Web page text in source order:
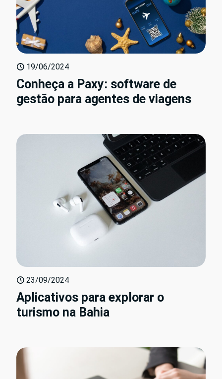
19/06/2024
Conheça a Paxy: software de
gestão para agentes de viagens
23/09/2024
Aplicativos para explorar o
turismo na Bahia